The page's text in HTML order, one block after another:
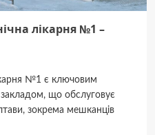
лікарня №1 –
№1 є ключовим
що обслуговує
зокрема мешканців